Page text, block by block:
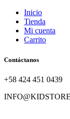
Inicio
Tienda
Mi cuenta
Carrito
Contáctanos
+58 424 451 0439